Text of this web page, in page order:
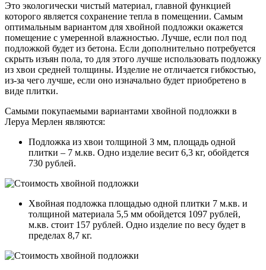
Это экологически чистый материал, главной функцией
которого является сохранение тепла в помещении. Самым
оптимальным вариантом для хвойной подложки окажется
помещение с умеренной влажностью. Лучше, если пол под
подложкой будет из бетона. Если дополнительно потребуется
скрыть изъян пола, то для этого лучше использовать подложку
из хвои средней толщины. Изделие не отличается гибкостью,
из-за чего лучше, если оно изначально будет приобретено в
виде плитки.
Самыми покупаемыми вариантами хвойной подложки в
Леруа Мерлен являются:
Подложка из хвои толщиной 3 мм, площадь одной
плитки – 7 м.кв. Одно изделие весит 6,3 кг, обойдется
730 рублей.
Хвойная подложка площадью одной плитки 7 м.кв. и
толщиной материала 5,5 мм обойдется 1097 рублей,
м.кв. стоит 157 рублей. Одно изделие по весу будет в
пределах 8,7 кг.